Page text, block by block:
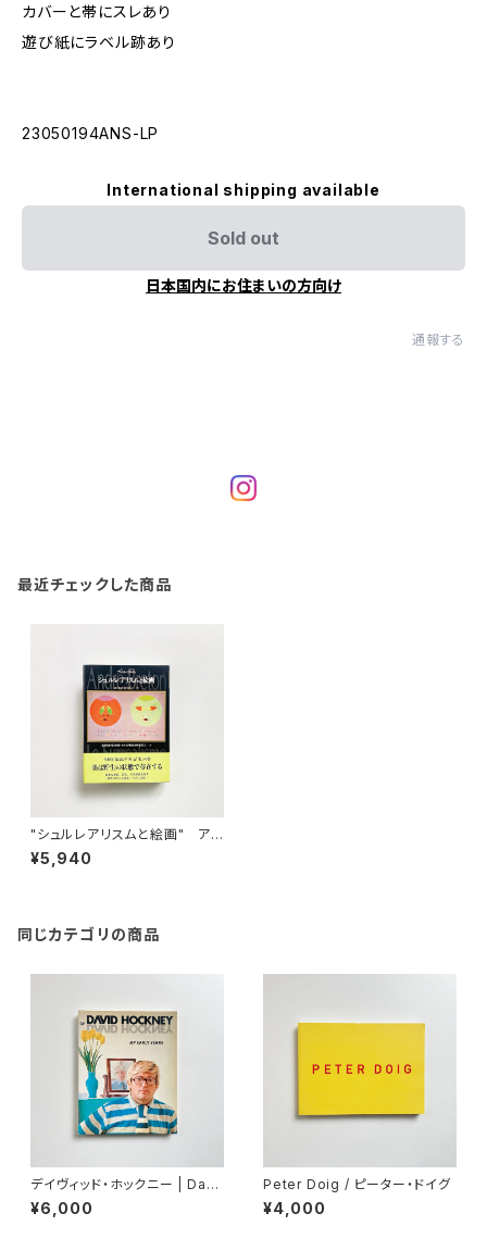
カバーと帯にスレあり
遊び紙にラベル跡あり
23050194ANS-LP
International shipping available
Sold out
日本国内にお住まいの方向け
通報する
最近チェックした商品
"シュルレアリスムと絵画" アン
ドレ・ブルトン 著 / 粟津則雄 ほ
か 訳 / 瀧口修造, 巖谷國士 監
¥5,940
同じカテゴリの商品
デイヴィッド・ホックニー | Davi
d Hockney by David Hock
ney : my early years
¥6,000
Peter Doig / ピーター・ドイグ
¥4,000